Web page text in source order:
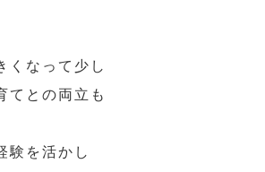
くなって少し
てとの両立も
験を活かし